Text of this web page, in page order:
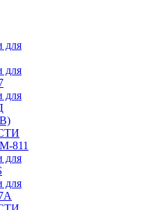
для
для
для
811
для
для